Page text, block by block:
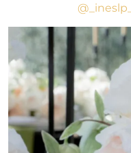
@_ineslp_